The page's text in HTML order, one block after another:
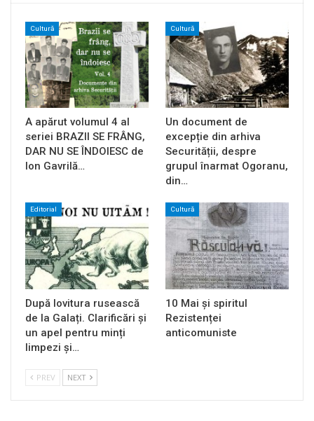
Cultură
A apărut volumul 4 al
seriei BRAZII SE FRÂNG,
DAR NU SE ÎNDOIESC de
Ion Gavrilă…
Cultură
Un document de
excepție din arhiva
Securității, despre
grupul înarmat Ogoranu,
din…
Editorial
După lovitura rusească
de la Galați. Clarificări și
un apel pentru minți
limpezi și…
Cultură
10 Mai și spiritul
Rezistenței
anticomuniste
PREV NEXT